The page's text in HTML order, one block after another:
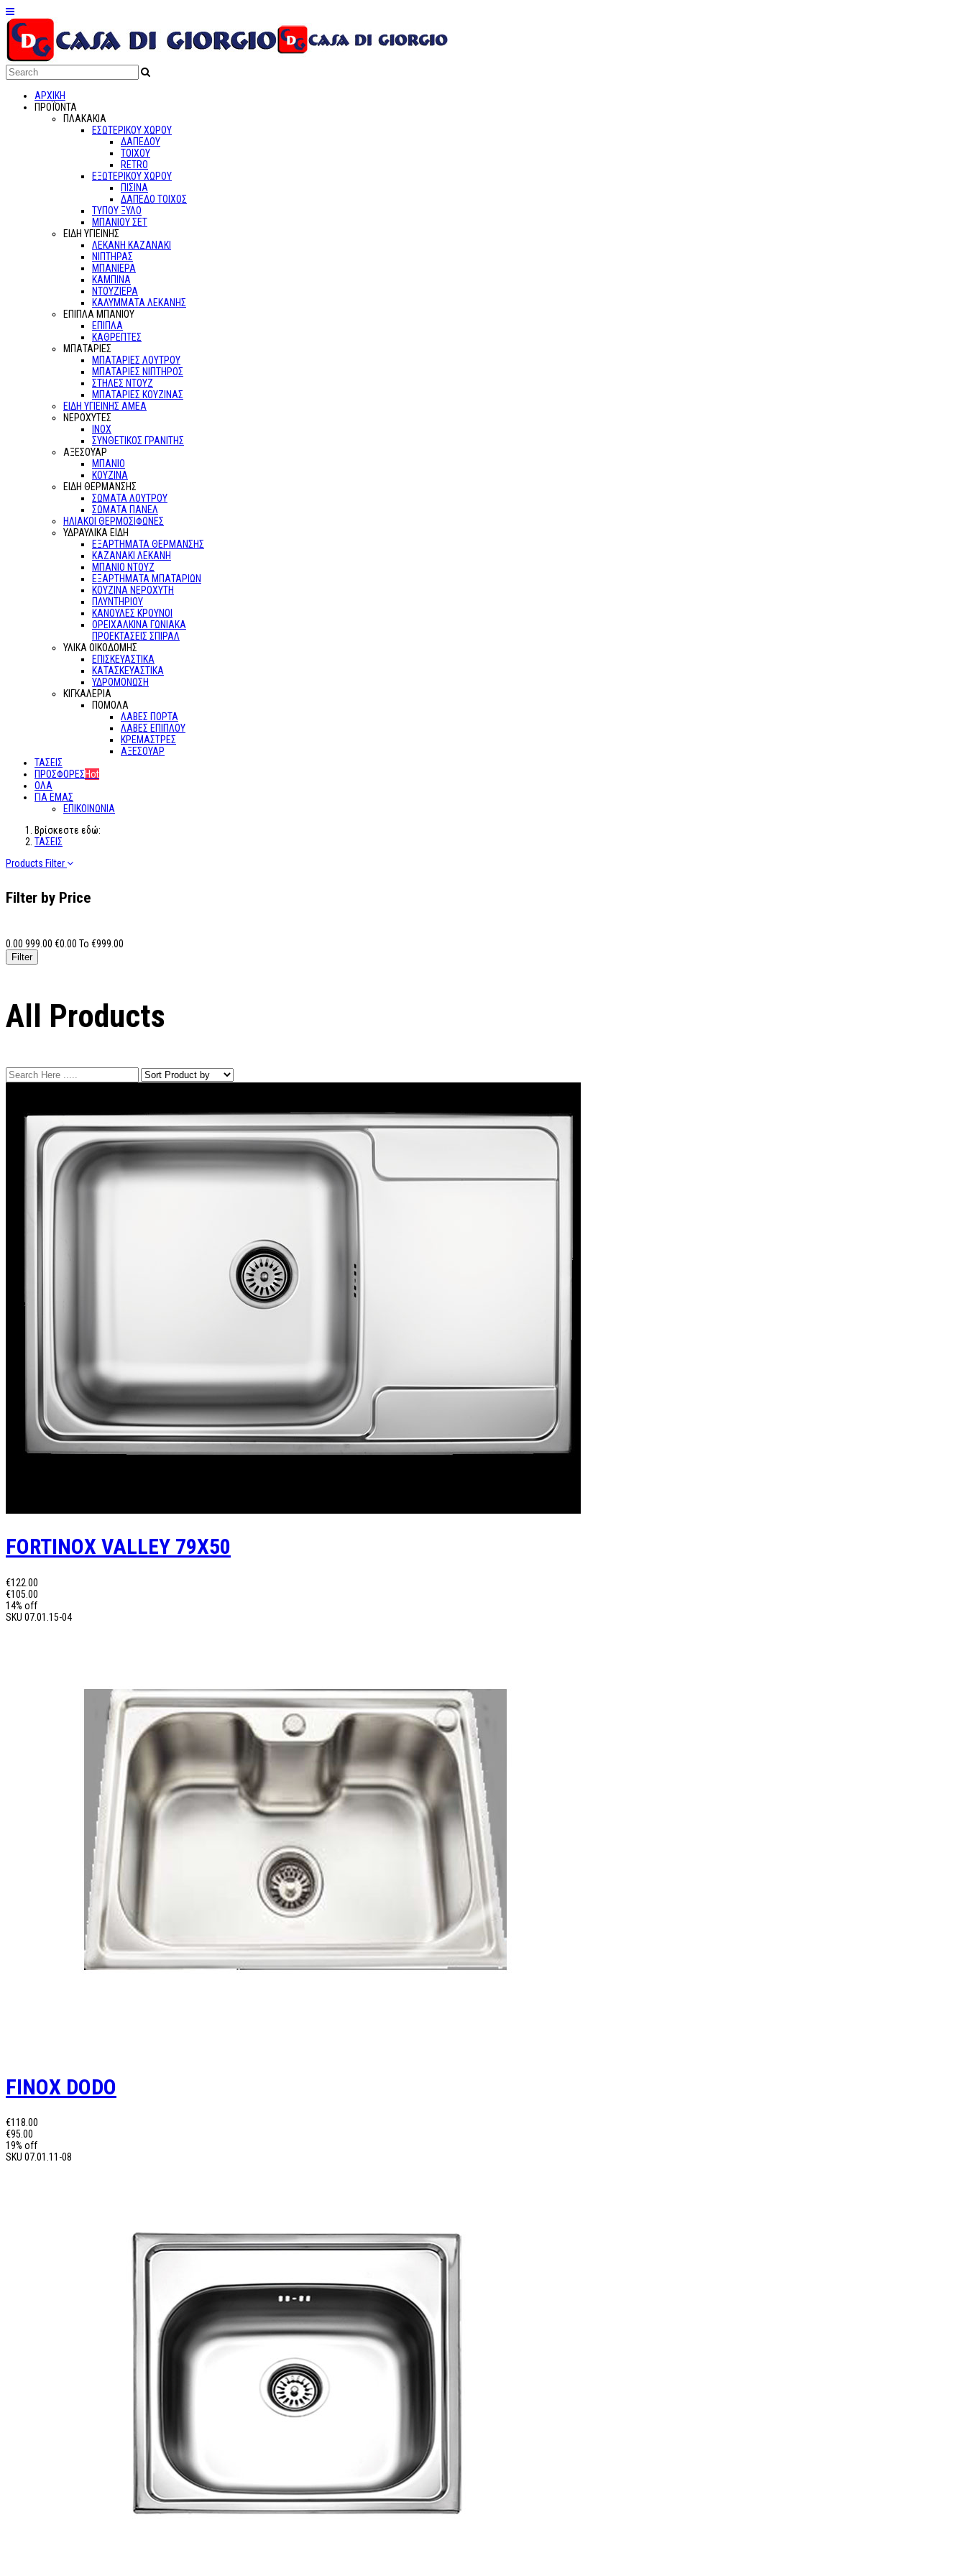
ΑΡΧΙΚΗ
ΠΡΟΪΌΝΤΑ
ΠΛΑΚΑΚΙΑ
ΕΣΩΤΕΡΙΚΟΥ ΧΩΡΟΥ
ΔΑΠΕΔΟΥ
ΤΟΙΧΟΥ
RETRO
ΕΞΩΤΕΡΙΚΟΥ ΧΩΡΟΥ
ΠΙΣΙΝΑ
ΔΑΠΕΔΟ ΤΟΙΧΟΣ
ΤΥΠΟΥ ΞΥΛΟ
ΜΠΑΝΙΟΥ ΣΕΤ
ΕΙΔΗ ΥΓΙΕΙΝΗΣ
ΛΕΚΑΝΗ ΚΑΖΑΝΑΚΙ
ΝΙΠΤΗΡΑΣ
ΜΠΑΝΙΕΡΑ
ΚΑΜΠΙΝΑ
ΝΤΟΥΖΙΕΡΑ
ΚΑΛΥΜΜΑΤΑ ΛΕΚΑΝΗΣ
ΕΠΙΠΛΑ ΜΠΑΝΙΟΥ
ΕΠΙΠΛΑ
ΚΑΘΡΕΠΤΕΣ
ΜΠΑΤΑΡΙΕΣ
ΜΠΑΤΑΡΙΕΣ ΛΟΥΤΡΟΥ
ΜΠΑΤΑΡΙΕΣ ΝΙΠΤΗΡΟΣ
ΣΤΗΛΕΣ ΝΤΟΥΖ
ΜΠΑΤΑΡΙΕΣ ΚΟΥΖΙΝΑΣ
ΕΙΔΗ ΥΓΙΕΙΝΗΣ ΑΜΕΑ
ΝΕΡΟΧΥΤΕΣ
ΙΝΟΧ
ΣΥΝΘΕΤΙΚΟΣ ΓΡΑΝΙΤΗΣ
ΑΞΕΣΟΥΑΡ
ΜΠΑΝΙΟ
ΚΟΥΖΙΝΑ
ΕΙΔΗ ΘΕΡΜΑΝΣΗΣ
ΣΩΜΑΤΑ ΛΟΥΤΡΟΥ
ΣΩΜΑΤΑ ΠΑΝΕΛ
ΗΛΙΑΚΟΙ ΘΕΡΜΟΣΙΦΩΝΕΣ
ΥΔΡΑΥΛΙΚΑ ΕΙΔΗ
ΕΞΑΡΤΗΜΑΤΑ ΘΕΡΜΑΝΣΗΣ
ΚΑΖΑΝΑΚΙ ΛΕΚΑΝΗ
ΜΠΑΝΙΟ ΝΤΟΥΖ
ΕΞΑΡΤΗΜΑΤΑ ΜΠΑΤΑΡΙΩΝ
ΚΟΥΖΙΝΑ ΝΕΡΟΧΥΤΗ
ΠΛΥΝΤΗΡΙΟΥ
ΚΑΝΟΥΛΕΣ ΚΡΟΥΝΟΙ
ΟΡΕΙΧΑΛΚΙΝΑ ΓΩΝΙΑΚΑ
ΠΡΟΕΚΤΑΣΕΙΣ ΣΠΙΡΑΛ
ΥΛΙΚΑ ΟΙΚΟΔΟΜΗΣ
ΕΠΙΣΚΕΥΑΣΤΙΚΑ
ΚΑΤΑΣΚΕΥΑΣΤΙΚΑ
ΥΔΡΟΜΟΝΩΣΗ
ΚΙΓΚΑΛΕΡΙΑ
ΠΟΜΟΛΑ
ΛΑΒΕΣ ΠΟΡΤΑ
ΛΑΒΕΣ ΕΠΙΠΛΟΥ
ΚΡΕΜΑΣΤΡΕΣ
ΑΞΕΣΟΥΑΡ
ΤΑΣΕΙΣ
ΠΡΟΣΦΟΡΕΣHot
ΟΛΑ
ΓΙΑ ΕΜΑΣ
ΕΠΙΚΟΙΝΩΝΙΑ
Βρίσκεστε εδώ:
ΤΑΣΕΙΣ
Products Filter
Filter by Price
0.00 999.00 €0.00 To €999.00
All Products
FORTINOX VALLEY 79X50
€122.00
€105.00
14% off
SKU 07.01.15-04
FINOX DODO
€118.00
€95.00
19% off
SKU 07.01.11-08